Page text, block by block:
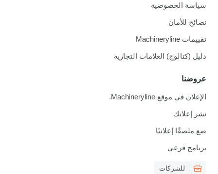
سياسة الخصوصية
نصائح للأمان
تقييمات Machineryline
دليل (كتالوج) العلامات التجارية
عروضنا
الإعلان في موقع Machineryline.
نشر إعلانك
ضع ملصقًا إعلانيًا
برنامج فرعي
للشركات